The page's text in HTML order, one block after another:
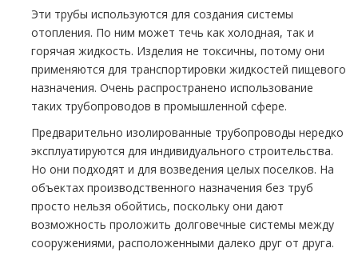
Эти трубы используются для создания системы
отопления. По ним может течь как холодная, так и
горячая жидкость. Изделия не токсичны, потому они
применяются для транспортировки жидкостей пищевого
назначения. Очень распространено использование
таких трубопроводов в промышленной сфере.
Предварительно изолированные трубопроводы нередко
эксплуатируются для индивидуального строительства.
Но они подходят и для возведения целых поселков. На
объектах производственного назначения без труб
просто нельзя обойтись, поскольку они дают
возможность проложить долговечные системы между
сооружениями, расположенными далеко друг от друга.